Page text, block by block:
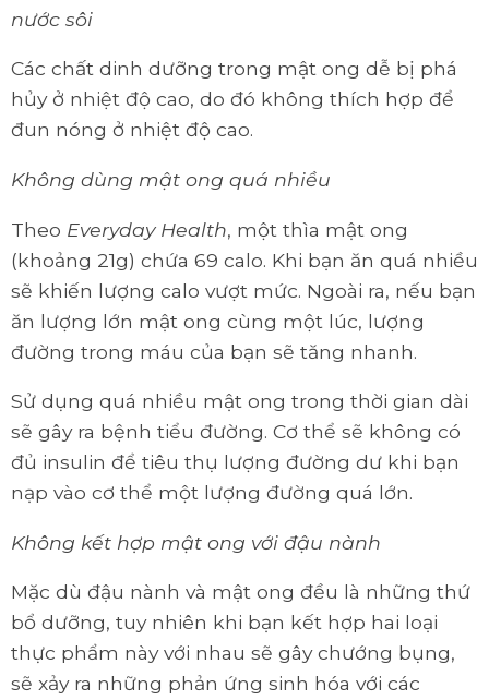
nước sôi
Các chất dinh dưỡng trong mật ong dễ bị phá
hủy ở nhiệt độ cao, do đó không thích hợp để
đun nóng ở nhiệt độ cao.
Không dùng mật ong quá nhiều
Theo Everyday Health, một thìa mật ong
(khoảng 21g) chứa 69 calo. Khi bạn ăn quá nhiều
sẽ khiến lượng calo vượt mức. Ngoài ra, nếu bạn
ăn lượng lớn mật ong cùng một lúc, lượng
đường trong máu của bạn sẽ tăng nhanh.
Sử dụng quá nhiều mật ong trong thời gian dài
sẽ gây ra bệnh tiểu đường. Cơ thể sẽ không có
đủ insulin để tiêu thụ lượng đường dư khi bạn
nạp vào cơ thể một lượng đường quá lớn.
Không kết hợp mật ong với đậu nành
Mặc dù đậu nành và mật ong đều là những thứ
bổ dưỡng, tuy nhiên khi bạn kết hợp hai loại
thực phẩm này với nhau sẽ gây chướng bụng,
sẽ xảy ra những phản ứng sinh hóa với các